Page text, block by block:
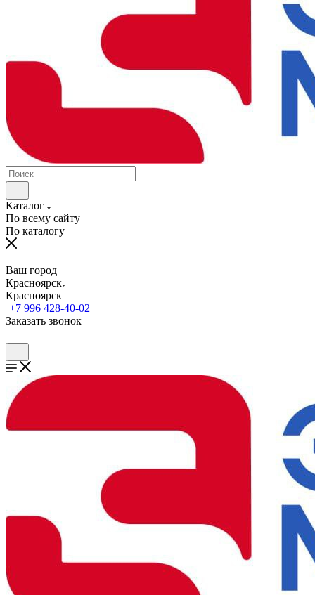
Каталог
По всему сайту
По каталогу
Ваш город
Красноярск
Красноярск
+7 996 428-40-02
Заказать звонок